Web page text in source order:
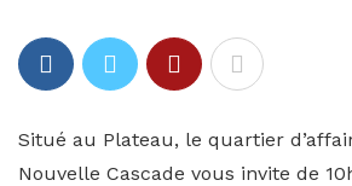
Situé au Plateau, le quartier
Nouvelle Cascade vous invite de